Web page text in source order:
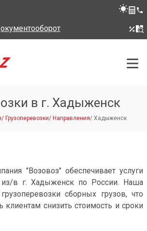
в г. Хадыженск
/ Грузоперевозки/ Направления/ Хадыженск
"Возовоз" обеспечивает услуги
из/в г. Хадыженск по России. Наша
сборных грузов, что
клиентам снизить стоимость и сроки